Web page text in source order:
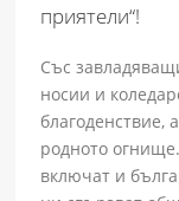
приятели“!
Със
носии и
родното
включат и